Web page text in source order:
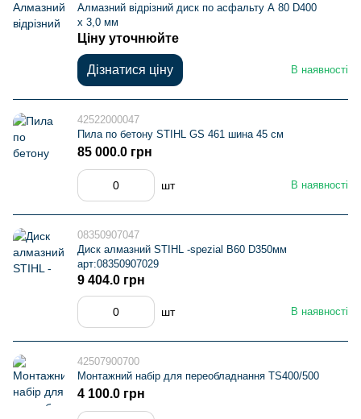
Алмазний відрізний диск по асфальту А 80 D400
х 3,0 мм
В наявності
Ціну уточнюйте
Дізнатися ціну
42522000047
Пила по бетону STIHL GS 461 шина 45 см
В наявності
85 000.0 грн
шт
08350907047
Диск алмазний STIHL -spezial В60 D350мм
арт:08350907029
В наявності
9 404.0 грн
шт
42507900700
Монтажний набір для переобладнання TS400/500
4 100.0 грн